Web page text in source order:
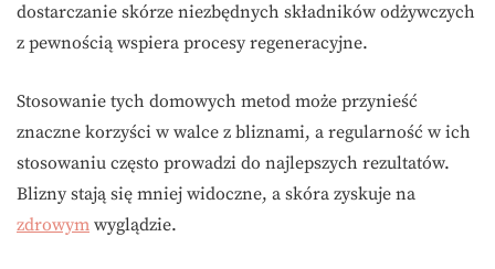
dostarczanie skórze niezbędnych składników odżywczych
z pewnością wspiera procesy regeneracyjne.
Stosowanie tych domowych metod może przynieść
znaczne korzyści w walce z bliznami, a regularność w ich
stosowaniu często prowadzi do najlepszych rezultatów.
Blizny stają się mniej widoczne, a skóra zyskuje na
zdrowym wyglądzie.